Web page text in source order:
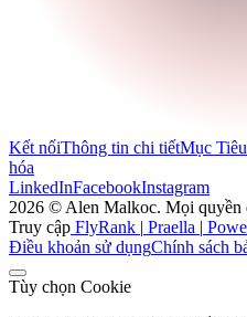
Kết nốiThông tin chi tiếtMục
hóa
LinkedInFacebookInstagram
2026 © Alen Malkoc. Mọi quyền
Truy cập FlyRank | Praella |
Điều khoản sử dụngChính sách
Tùy chọn Cookie